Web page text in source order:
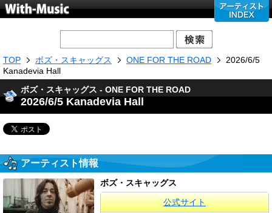
TOP ボズ・スキャッグス ONE FOR THE ROAD
2026/6/5
Kanadevia Hall
ボズ・スキャッグス - ONE FOR THE ROAD
2026/6/5 Kanadevia Hall
アーティスト情報
ボズ・スキャッグス
公式サイト